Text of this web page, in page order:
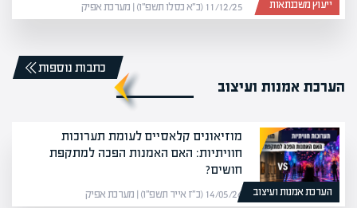
ייעוץ משכנתאות 11/12/25 (כ״א כסלו תשפ״ו) | מערכת אפיק
הערכת אמנות ועיצוב
כתבות נוספות
הערכת אמנות ועיצוב
מוזיאונים קלאסיים לעומת תערוכות
חוויתיות: האם האמנות הפכה למתקפת
חושים?
14/05/26 (כ״ז אייר תשפ״ו) | מערכת אפיק